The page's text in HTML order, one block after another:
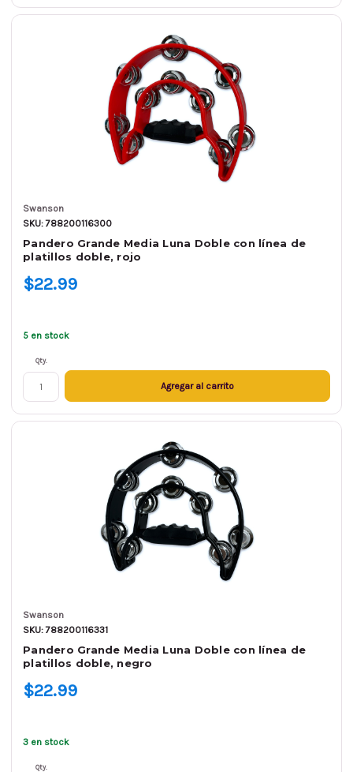
Swanson
SKU: 788200116300
Pandero Grande Media Luna Doble con línea de
platillos doble, rojo
$22.99
5 en stock
Qty.
Agregar al carrito
Swanson
SKU: 788200116331
Pandero Grande Media Luna Doble con línea de
platillos doble, negro
$22.99
3 en stock
Qty.